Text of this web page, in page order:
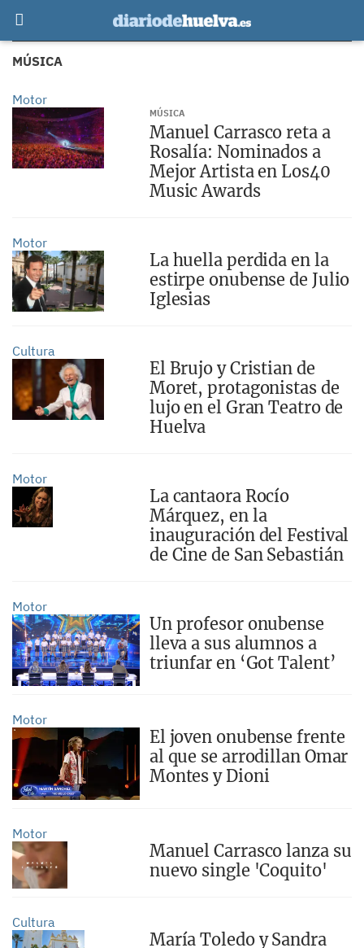
MÚSICA
Motor
MÚSICA
Manuel Carrasco reta a
Rosalía: Nominados a
Mejor Artista en Los40
Music Awards
Motor
La huella perdida en la
estirpe onubense de Julio
Iglesias
Cultura
El Brujo y Cristian de
Moret, protagonistas de
lujo en el Gran Teatro de
Huelva
Motor
La cantaora Rocío
Márquez, en la
inauguración del Festival
de Cine de San Sebastián
Motor
Un profesor onubense
lleva a sus alumnos a
triunfar en ‘Got Talent’
Motor
El joven onubense frente
al que se arrodillan Omar
Montes y Dioni
Motor
Manuel Carrasco lanza su
nuevo single 'Coquito'
Cultura
María Toledo y Sandra